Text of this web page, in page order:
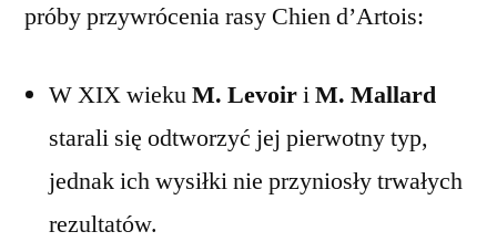
próby przywrócenia rasy Chien d’Artois:
W XIX wiekuM. LevoiriM. Mallard
starali się odtworzyć jej pierwotny typ,
jednak ich wysiłki nie przyniosły trwałych
rezultatów.